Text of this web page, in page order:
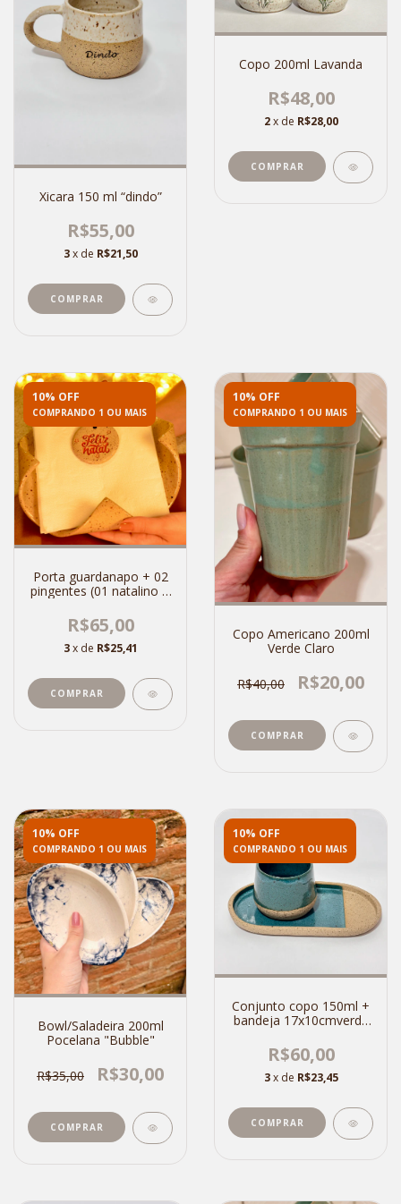
Xicara 150 ml “dindo”
R$55,00
3 x de R$21,50
Copo 200ml Lavanda
R$48,00
2 x de R$28,00
10% OFF
COMPRANDO 1 OU MAIS
Porta guardanapo + 02
pingentes (01 natalino +
R$65,00
3 x de R$25,41
10% OFF
COMPRANDO 1 OU MAIS
Copo Americano 200ml
Verde Claro
R$40,00 R$20,00
10% OFF
COMPRANDO 1 OU MAIS
Bowl/Saladeira 200ml
Pocelana "Bubble"
R$35,00 R$30,00
10% OFF
COMPRANDO 1 OU MAIS
Conjunto copo 150ml +
bandeja 17x10cmverde
R$60,00
3 x de R$23,45